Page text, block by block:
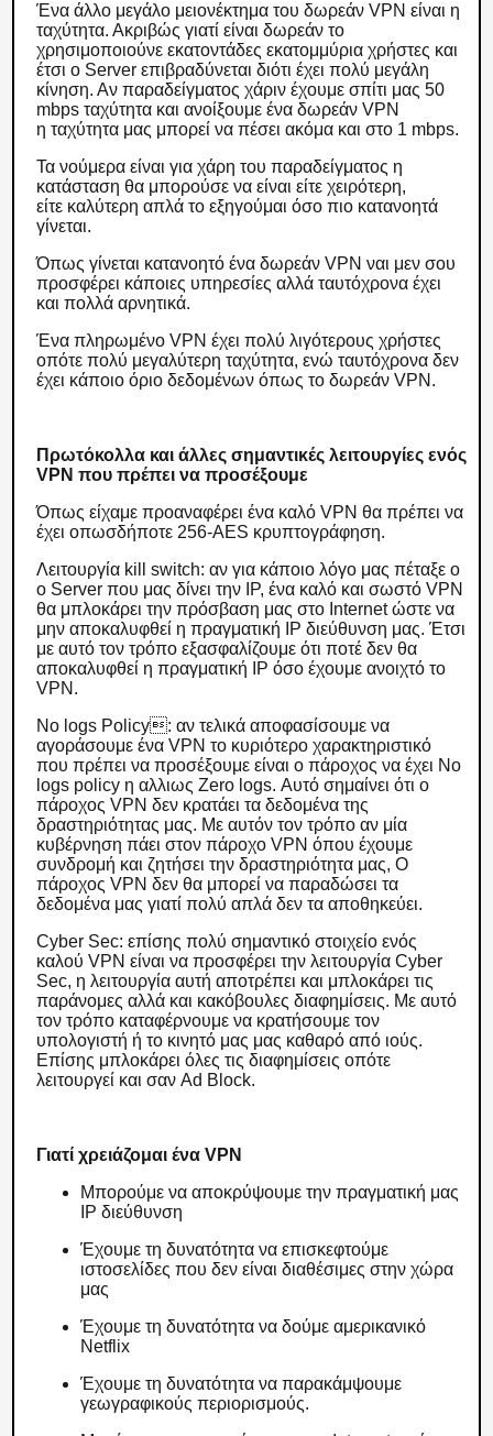
Ένα άλλο μεγάλο μειονέκτημα του δωρεάν VPN είναι η
ταχύτητα. Ακριβώς γιατί είναι δωρεάν το
χρησιμοποιούνε εκατοντάδες εκατομμύρια χρήστες και
έτσι ο Server επιβραδύνεται διότι έχει πολύ μεγάλη
κίνηση. Αν παραδείγματος χάριν έχουμε σπίτι μας 50
mbps ταχύτητα και ανοίξουμε ένα δωρεάν VPN
η ταχύτητα μας μπορεί να πέσει ακόμα και στο 1 mbps.
Τα νούμερα είναι για χάρη του παραδείγματος η
κατάσταση θα μπορούσε να είναι είτε χειρότερη,
είτε καλύτερη απλά το εξηγούμαι όσο πιο κατανοητά
γίνεται.
Όπως γίνεται κατανοητό ένα δωρεάν VPN ναι μεν σου
προσφέρει κάποιες υπηρεσίες αλλά ταυτόχρονα έχει
και πολλά αρνητικά.
Ένα πληρωμένο VPN έχει πολύ λιγότερους χρήστες
οπότε πολύ μεγαλύτερη ταχύτητα, ενώ ταυτόχρονα δεν
έχει κάποιο όριο δεδομένων όπως το δωρεάν VPN.
Πρωτόκολλα και άλλες σημαντικές λειτουργίες ενός
VPN που πρέπει να προσέξουμε
Όπως είχαμε προαναφέρει ένα καλό VPN θα πρέπει να
έχει οπωσδήποτε 256-AES κρυπτογράφηση.
Λειτουργία kill switch: αν για κάποιο λόγο μας πέταξε ο
ο Server που μας δίνει την IP, ένα καλό και σωστό VPN
θα μπλοκάρει την πρόσβαση μας στο Internet ώστε να
μην αποκαλυφθεί η πραγματική IP διεύθυνση μας. Έτσι
με αυτό τον τρόπο εξασφαλίζουμε ότι ποτέ δεν θα
αποκαλυφθεί η πραγματική IP όσο έχουμε ανοιχτό το
VPN.
No logs Policy: αν τελικά αποφασίσουμε να
αγοράσουμε ένα VPN το κυριότερο χαρακτηριστικό
που πρέπει να προσέξουμε είναι ο πάροχος να έχει No
logs policy η αλλιως Zero logs. Αυτό σημαίνει ότι ο
πάροχος VPN δεν κρατάει τα δεδομένα της
δραστηριότητας μας. Με αυτόν τον τρόπο αν μία
κυβέρνηση πάει στον πάροχο VPN όπου έχουμε
συνδρομή και ζητήσει την δραστηριότητα μας, Ο
πάροχος VPN δεν θα μπορεί να παραδώσει τα
δεδομένα μας γιατί πολύ απλά δεν τα αποθηκεύει.
Cyber Sec: επίσης πολύ σημαντικό στοιχείο ενός
καλού VPN είναι να προσφέρει την λειτουργία Cyber
Sec, η λειτουργία αυτή αποτρέπει και μπλοκάρει τις
παράνομες αλλά και κακόβουλες διαφημίσεις. Με αυτό
τον τρόπο καταφέρνουμε να κρατήσουμε τον
υπολογιστή ή το κινητό μας μας καθαρό από ιούς.
Επίσης μπλοκάρει όλες τις διαφημίσεις οπότε
λειτουργεί και σαν Ad Block.
Γιατί χρειάζομαι ένα VPN
Μπορούμε να αποκρύψουμε την πραγματική μας
IP διεύθυνση
Έχουμε τη δυνατότητα να επισκεφτούμε
ιστοσελίδες που δεν είναι διαθέσιμες στην χώρα
μας
Έχουμε τη δυνατότητα να δούμε αμερικανικό
Netflix
Έχουμε τη δυνατότητα να παρακάμψουμε
γεωγραφικούς περιορισμούς.